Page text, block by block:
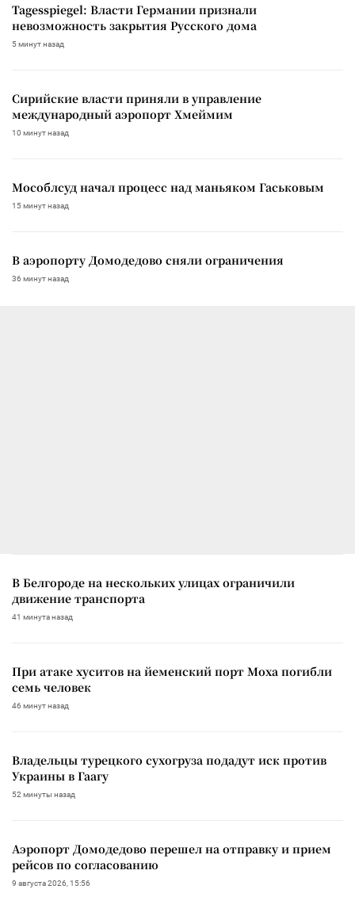
Tagesspiegel: Власти Германии признали
невозможность закрытия Русского дома
5 минут назад
Сирийские власти приняли в управление
международный аэропорт Хмеймим
10 минут назад
Мособлсуд начал процесс над маньяком Гаськовым
15 минут назад
В аэропорту Домодедово сняли ограничения
36 минут назад
В Белгороде на нескольких улицах ограничили
движение транспорта
41 минута назад
При атаке хуситов на йеменский порт Моха погибли
семь человек
46 минут назад
Владельцы турецкого сухогруза подадут иск против
Украины в Гаагу
52 минуты назад
Аэропорт Домодедово перешел на отправку и прием
рейсов по согласованию
9 августа 2026, 15:56